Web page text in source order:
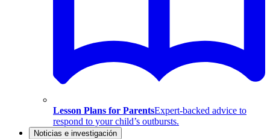
Lesson Plans for ParentsExpert-backed advice to
respond to your child’s outbursts.
Noticias e investigación